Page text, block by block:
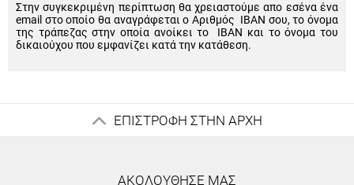
Στην συγκεκριμένη περίπτωση θα χρειαστούμε απο εσένα ένα
email στο οποίο θα αναγράφεται ο Αριθμός IBAN σου, το όνομα
της τράπεζας στην οποία ανοίκει το IBAN και το όνομα του
δικαιούχου που εμφανίζει κατά την κατάθεση.
ΕΠΙΣΤΡΟΦΗ ΣΤΗΝ ΑΡΧΗ
ΑΚΟΛΟΥΘΗΣΕ ΜΑΣ